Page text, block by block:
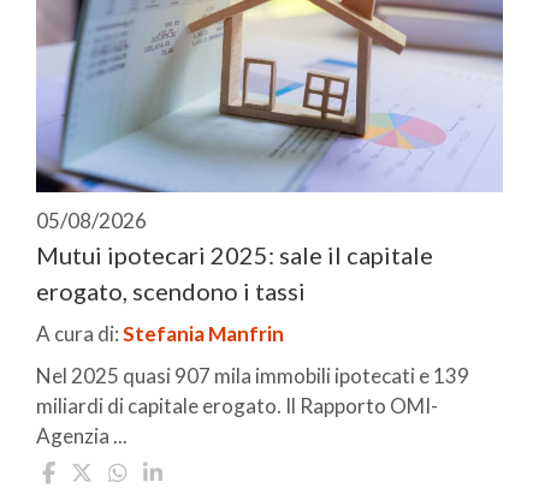
05/08/2026
Mutui ipotecari 2025: sale il capitale
erogato, scendono i tassi
A cura di:Stefania Manfrin
Nel 2025 quasi 907 mila immobili ipotecati e 139
miliardi di capitale erogato. Il Rapporto OMI-
Agenzia ...